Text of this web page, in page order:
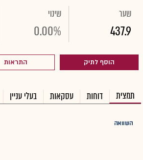
שער
437.9
שינוי
0.00%
הוסף לתיק התראות
תמצית דוחות עסקאות בעלי עניין
השוואה